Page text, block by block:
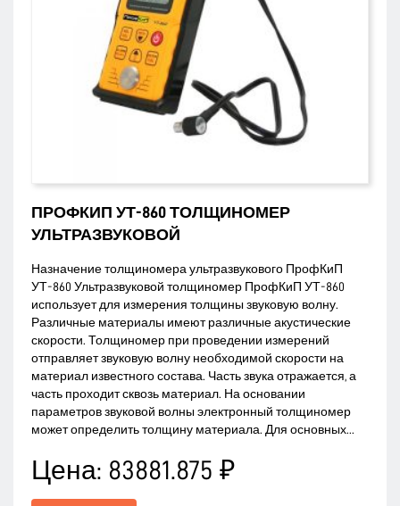
ПРОФКИП УТ-860 ТОЛЩИНОМЕР
УЛЬТРАЗВУКОВОЙ
Назначение толщиномера ультразвукового ПрофКиП
УТ-860 Ультразвуковой толщиномер ПрофКиП УТ-860
использует для измерения толщины звуковую волну.
Различные материалы имеют различные акустические
скорости. Толщиномер при проведении измерений
отправляет звуковую волну необходимой скорости на
материал известного состава. Часть звука отражается, а
часть проходит сквозь материал. На основании
параметров звуковой волны электронный толщиномер
может определить толщину материала. Для основных...
Цена: 83881.875 ₽